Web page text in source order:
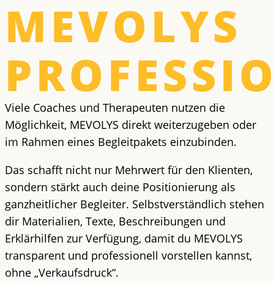
MEVOLYS
Viele Coaches und Therapeuten nutzen die
Möglichkeit, MEVOLYS direkt weiterzugeben oder
im Rahmen eines Begleitpakets einzubinden.
Das schafft nicht nur Mehrwert für den Klienten,
sondern stärkt auch deine Positionierung als
ganzheitlicher Begleiter. Selbstverständlich stehen
dir Materialien, Texte, Beschreibungen und
Erklärhilfen zur Verfügung, damit du MEVOLYS
transparent und professionell vorstellen kannst,
ohne „Verkaufsdruck“.